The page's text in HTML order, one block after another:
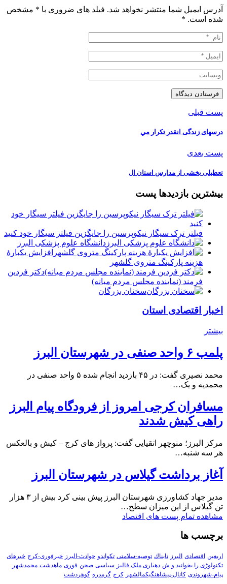
آدرس ایمیل شما منتشر نخواهد شد. فیلد های ضروری با * مشخص
شده است. *
پست قبلی
درسهاى زندگى انقدر تكرار مي
پست بعدی
تعطیلی بخشی از مدارس استان ال
بیشترین بازدیدها پست
فیلتر ترک سیگار نیکوپرسین را جایگزین فیلتر سیگار خود کنید
دانشگاه علوم پزشکی البرز
افزایش یکبارۀ
هزینه پارکینگ متروی گلشهر
دكتر فردين
فرمند (نماينده مجلس مردم میانه)
سخنان بزرگان
اخبار اقتصادی استان
بیشتر
پلمب ۶ واحد صنفی در شهرستان البرز
محمد نصیری گفت: در ۴۵ بازدید انجام شده ۵ واحد صنفی در
محمدیه و یک…
مسافران کرجی امروز از فرودگاه پیام البرز
راهی کیش شدند
مرکز البرز؛ منوچهر اتقیایی گفت: پرواز های کرج – کیش و بالعکس
هر سه شنبه…
آغاز برداشت گیلاس در شهرستان البرز
مدیر جهاد کشاورزی شهرستان البرز پیش بینی کرد بیش از ۳ هزار
تن گیلاس از این میزان سطح…
مشاهده تمام پست های اقتصاد
برچسب ها
اربعین اقتصادی البرز تابناك توصیه-سلامتی تکواندو حوادث-البرز خبرفوری-کرج خبرهای
تکنولوڑی را بخوانید و ش دهیاری ملک فالیز سیاسی صحن فوری ماهدشت محمدشهر
پیام-شهروندی کانال-پیشاهنگیکمالشهر کرج گرمدره گوهردشت